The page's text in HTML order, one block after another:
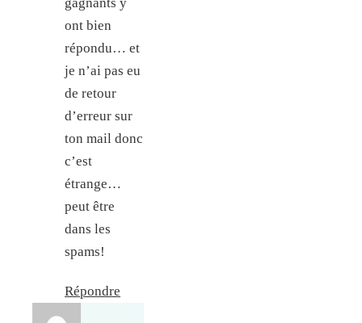
gagnants y
ont bien
répondu… et
je n’ai pas eu
de retour
d’erreur sur
ton mail donc
c’est
étrange…
peut être
dans les
spams!
Répondre